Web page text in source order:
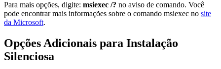
Para mais opções, digite: msiexec /? no aviso de comando. Você
pode encontrar mais informações sobre o comando msiexec no site
da Microsoft.
Opções Adicionais para Instalação
Silenciosa